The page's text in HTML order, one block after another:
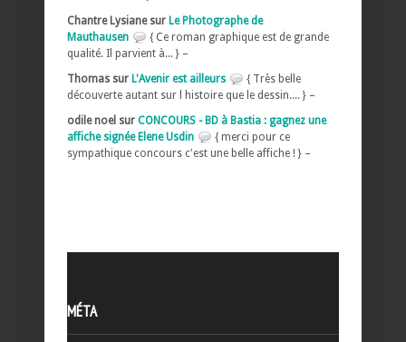
Chantre Lysiane sur Le Photographe de
Mauthausen
{ Ce roman graphique est de grande
qualité. Il parvient à... } –
Thomas sur L'Avenir est ailleurs
{ Très belle
découverte autant sur l histoire que le dessin.... } –
odile noel sur CONCOURS - BD à Bastia : gagnez une
affiche signée Elene Usdin
{ merci pour ce
sympathique concours c'est une belle affiche ! } –
MÉTA